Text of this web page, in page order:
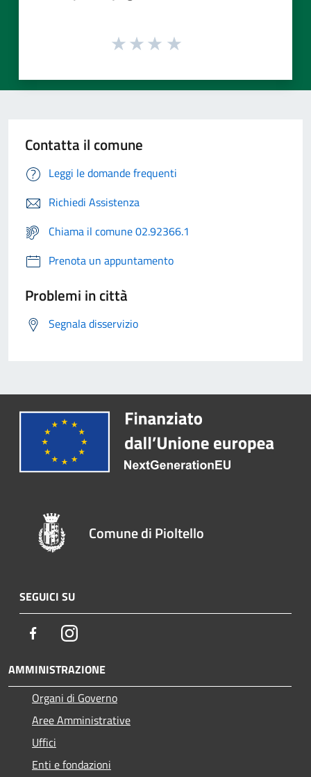
Contatta il comune
Leggi le domande frequenti
Richiedi Assistenza
Chiama il comune 02.92366.1
Prenota un appuntamento
Problemi in città
Segnala disservizio
Comune di Pioltello
SEGUICI SU
FacebookInstagram
AMMINISTRAZIONE
Organi di Governo
Aree Amministrative
Uffici
Enti e fondazioni